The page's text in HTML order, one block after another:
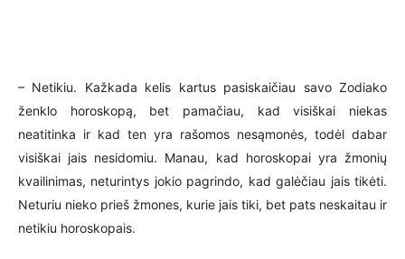
– Netikiu. Kažkada kelis kartus pasiskaičiau savo Zodiako
ženklo horoskopą, bet pamačiau, kad visiškai niekas
neatitinka ir kad ten yra rašomos nesąmonės, todėl dabar
visiškai jais nesidomiu. Manau, kad horoskopai yra žmonių
kvailinimas, neturintys jokio pagrindo, kad galėčiau jais tikėti.
Neturiu nieko prieš žmones, kurie jais tiki, bet pats neskaitau ir
netikiu horoskopais.